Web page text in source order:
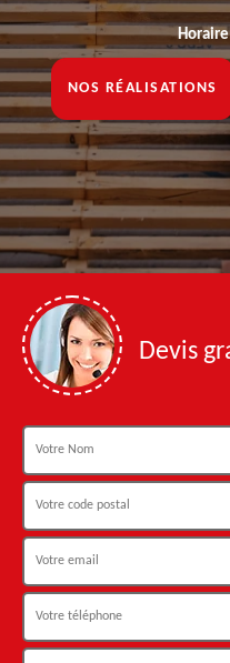
NOS RÉALISATIONS
Devis